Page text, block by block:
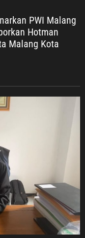
PWI Malang
Hotman
Malang Kota